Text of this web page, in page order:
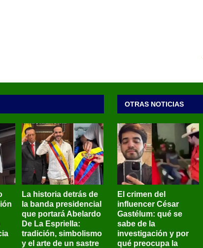
La historia detrás de
la banda presidencial
que portará Abelardo
De La Espriella:
tradición, simbolismo
y el arte de un sastre
OTRAS NOTICIAS
El crimen del
influencer César
Gastélum: qué se
sabe de la
investigación y por
qué preocupa la